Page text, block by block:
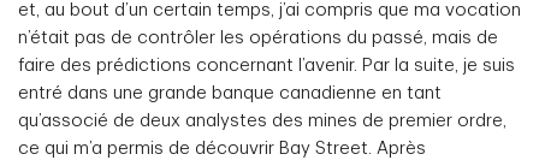
et, au bout d’un certain temps, j’ai compris que ma vocation
n’était pas de contrôler les opérations du passé, mais de
faire des prédictions concernant l’avenir. Par la suite, je suis
entré dans une grande banque canadienne en tant
qu’associé de deux analystes des mines de premier ordre,
ce qui m’a permis de découvrir Bay Street. Après